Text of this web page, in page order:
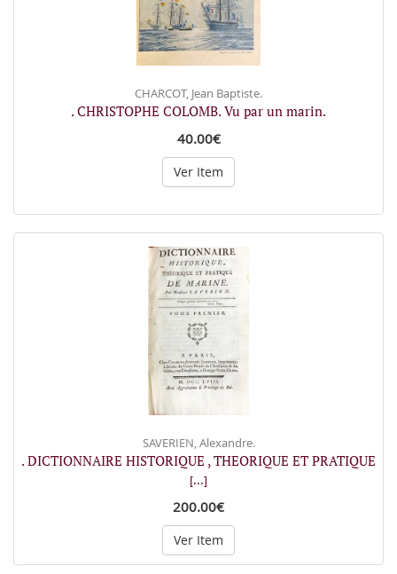
CHARCOT, Jean Baptiste.
. CHRISTOPHE COLOMB. Vu par un marin.
40.00€
Ver Item
SAVERIEN, Alexandre.
. DICTIONNAIRE HISTORIQUE , THEORIQUE ET PRATIQUE
[...]
200.00€
Ver Item